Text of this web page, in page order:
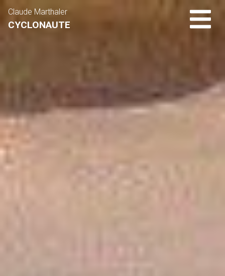
Claude Marthaler
CYCLONAUTE